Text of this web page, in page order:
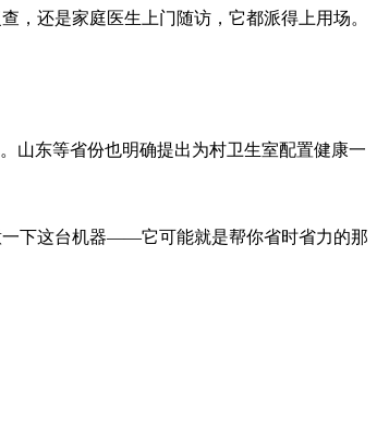
，还是家庭医生上门随访，它都派得上用场。
山东等省份也明确提出为村卫生室配置健康一
一下这台机器——它可能就是帮你省时省力的那